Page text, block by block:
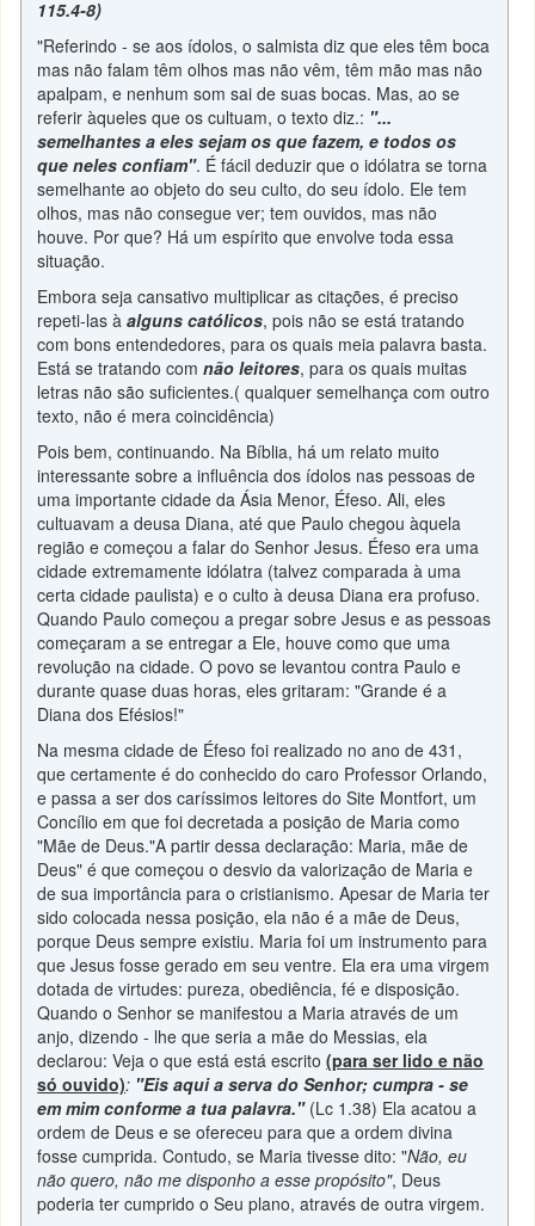
115.4-8)
"Referindo - se aos ídolos, o salmista diz que eles têm boca
mas não falam têm olhos mas não vêm, têm mão mas não
apalpam, e nenhum som sai de suas bocas. Mas, ao se
referir àqueles que os cultuam, o texto diz.: "...
semelhantes a eles sejam os que fazem, e todos os
que neles confiam". É fácil deduzir que o idólatra se torna
semelhante ao objeto do seu culto, do seu ídolo. Ele tem
olhos, mas não consegue ver; tem ouvidos, mas não
houve. Por que? Há um espírito que envolve toda essa
situação.
Embora seja cansativo multiplicar as citações, é preciso
repeti-las àalguns católicos, pois não se está tratando
com bons entendedores, para os quais meia palavra basta.
Está se tratando comnão leitores, para os quais muitas
letras não são suficientes.( qualquer semelhança com outro
texto, não é mera coincidência)
Pois bem, continuando. Na Bíblia, há um relato muito
interessante sobre a influência dos ídolos nas pessoas de
uma importante cidade da Ásia Menor, Éfeso. Ali, eles
cultuavam a deusa Diana, até que Paulo chegou àquela
região e começou a falar do Senhor Jesus. Éfeso era uma
cidade extremamente idólatra (talvez comparada à uma
certa cidade paulista) e o culto à deusa Diana era profuso.
Quando Paulo começou a pregar sobre Jesus e as pessoas
começaram a se entregar a Ele, houve como que uma
revolução na cidade. O povo se levantou contra Paulo e
durante quase duas horas, eles gritaram: "Grande é a
Diana dos Efésios!"
Na mesma cidade de Éfeso foi realizado no ano de 431,
que certamente é do conhecido do caro Professor Orlando,
e passa a ser dos caríssimos leitores do Site Montfort, um
Concílio em que foi decretada a posição de Maria como
"Mãe de Deus."A partir dessa declaração: Maria, mãe de
Deus" é que começou o desvio da valorização de Maria e
de sua importância para o cristianismo. Apesar de Maria ter
sido colocada nessa posição, ela não é a mãe de Deus,
porque Deus sempre existiu. Maria foi um instrumento para
que Jesus fosse gerado em seu ventre. Ela era uma virgem
dotada de virtudes: pureza, obediência, fé e disposição.
Quando o Senhor se manifestou a Maria através de um
anjo, dizendo - lhe que seria a mãe do Messias, ela
declarou: Veja o que está está escrito(para ser lido e não
só ouvido): "Eis aqui a serva do Senhor; cumpra - se
em mim conforme a tua palavra."(Lc 1.38) Ela acatou a
ordem de Deus e se ofereceu para que a ordem divina
fosse cumprida. Contudo, se Maria tivesse dito: "Não, eu
não quero, não me disponho a esse propósito", Deus
poderia ter cumprido o Seu plano, através de outra virgem.